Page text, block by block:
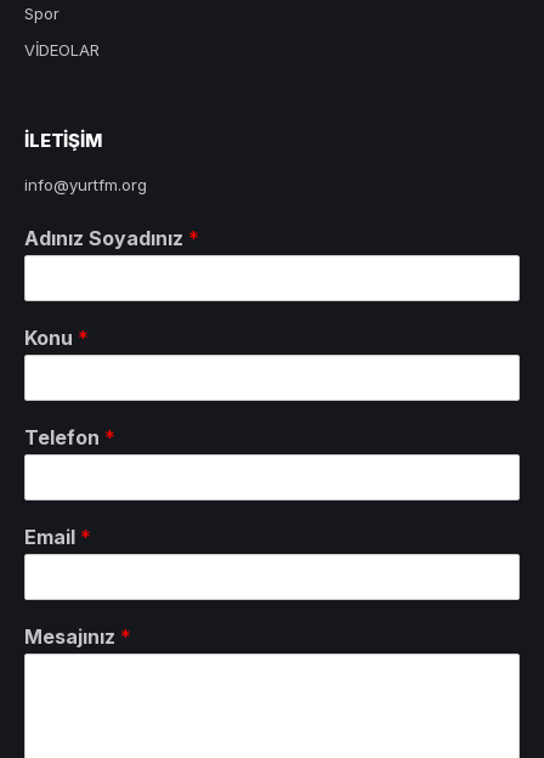
Spor
VİDEOLAR
ILETIŞIM
info@yurtfm.org
Adınız Soyadınız *
Konu *
Telefon *
Email *
Mesajınız *